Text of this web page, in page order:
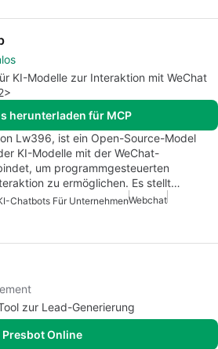
KI-Modelle zur Interaktion mit WeChat
herunterladen für MCP
Lw396, ist ein Open-Source-Model
KI-Modelle mit der WeChat-
um programmgesteuerten
zu ermöglichen. Es stellt…
Chatbots Für UnternehmenWebchat
zur Lead-Generierung
Presbot Online